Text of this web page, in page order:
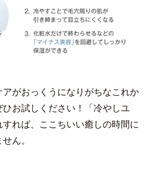
がおっくうになりがちなこれか
ひお試しください！「冷やしユ
れば、ここちいい癒しの時間に
ん。